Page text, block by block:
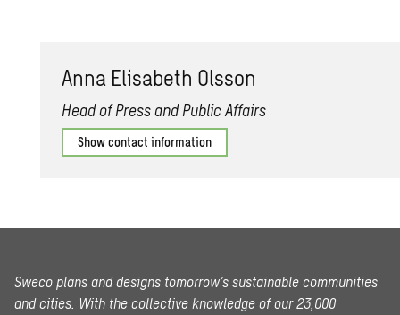
Anna Elis­a­beth Ols­son
Head of Press and Public Affairs
Show contact information
Sweco plans and designs tomorrow’s sustainable communities
and cities. With the collective knowledge of our 23,000